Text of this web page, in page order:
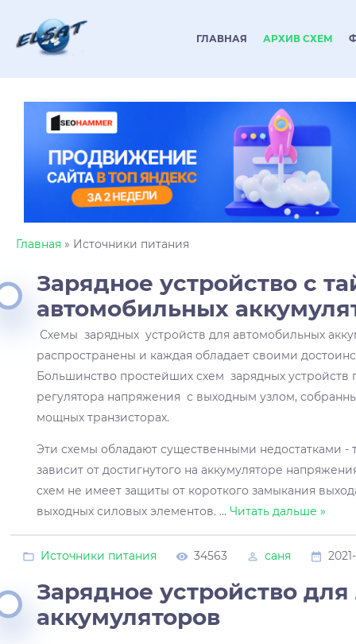
ГЛАВНАЯ АРХИВ СХЕМ
Главная » Источники питания
Зарядное устройство с
автомобильных
Схемы зарядных устройств для автомобильных
распространены и каждая обладает своими
Большинство простейших схем зарядных устройств
регулятора напряжения с выходным узлом,
мощных транзисторах.
Эти схемы обладают существенными недостатками -
зависит от достигнутого на аккумуляторе
схем не имеет защиты от короткого замыкания
выходных силовых элементов. ...Читать дальше »
Источники питания 34563 саня
Зарядное устройство
аккумуляторов